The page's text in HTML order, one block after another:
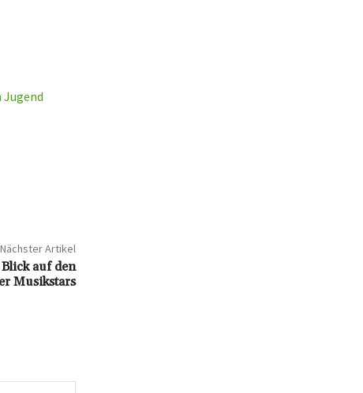
Jugend
Nächster Artikel
auf den
Musikstars